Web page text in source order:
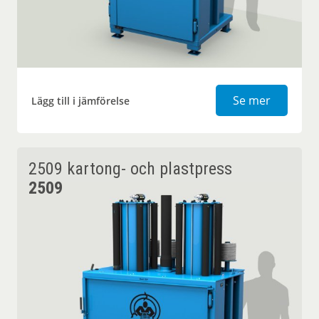
Lägg till i jämförelse Se mer2306
2509 kartong- och plastpress
2509